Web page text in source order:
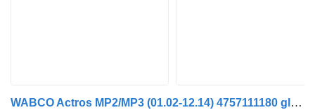
WABCO Actros MP2/MP3 (01.02-12.14) 4757111180 glavni kocioni ventil za Mercedes-Benz Actros, Axor MP1, MP2, MP3 (1996-2014) kamiona